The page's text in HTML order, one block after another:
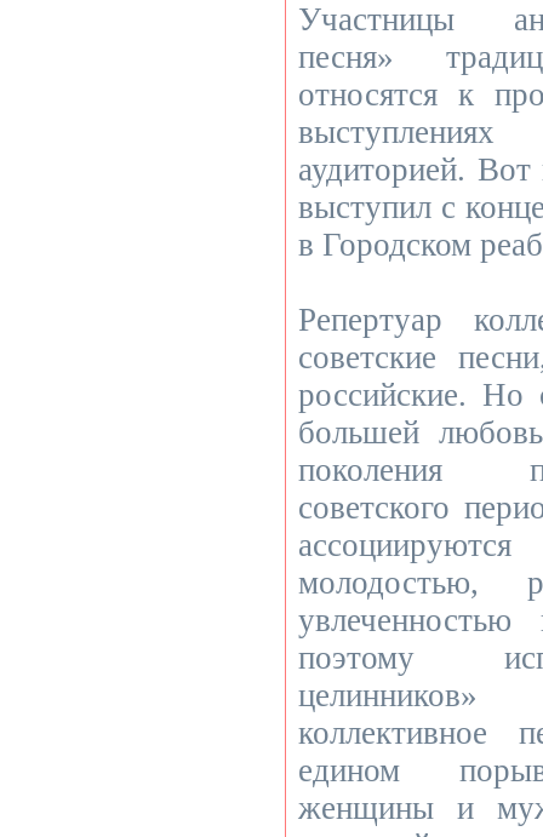
Участницы
песня»
относятся к
аудиторией. Вот
выступил с
в Городском
Репертуар
советские
российские. Но
большей
поколения
советского
молодостью,
поэтому
коллективное
едином
женщины и